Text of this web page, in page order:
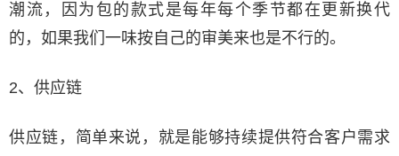
潮流，因为包的款式是每年每个季节都在更新换代
的，如果我们一味按自己的审美来也是不行的。
2、供应链
供应链，简单来说，就是能够持续提供符合客户需求